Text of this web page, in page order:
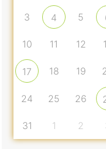
3 4 5
10 11 12
17 18 19
24 25 26
31 1 2